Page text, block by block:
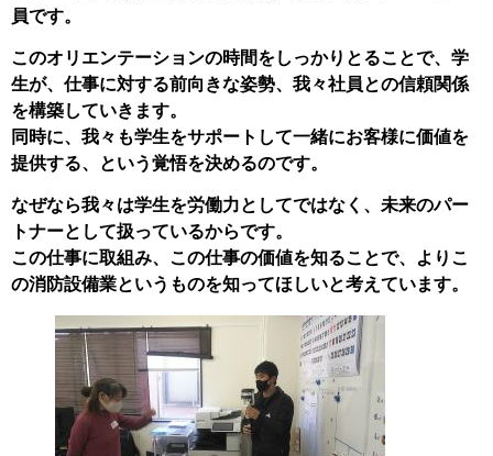
員です。
このオリエンテーションの時間をしっかりとることで、学
生が、仕事に対する前向きな姿勢、我々社員との信頼関係
を構築していきます。
同時に、我々も学生をサポートして一緒にお客様に価値を
提供する、という覚悟を決めるのです。
なぜなら我々は学生を労働力としてではなく、未来のパー
トナーとして扱っているからです。
この仕事に取組み、この仕事の価値を知ることで、よりこ
の消防設備業というものを知ってほしいと考えています。